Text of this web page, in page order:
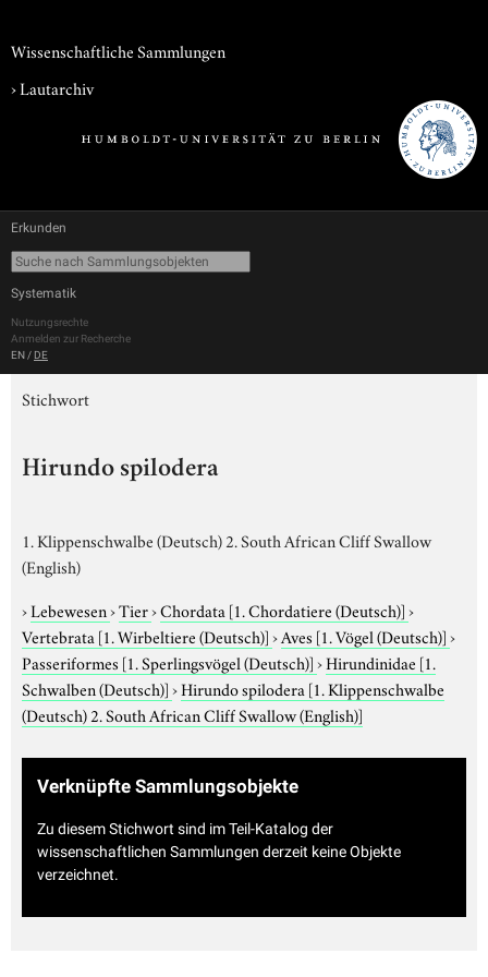
Wissenschaftliche Sammlungen
›Lautarchiv
Erkunden
Systematik
Nutzungsrechte
Anmelden zur Recherche
EN / DE
Stichwort
Hirundo spilodera
1. Klippenschwalbe (Deutsch) 2. South African Cliff Swallow
(English)
›Lebewesen›Tier›Chordata [1. Chordatiere (Deutsch)]›
Vertebrata [1. Wirbeltiere (Deutsch)]›Aves [1. Vögel (Deutsch)]›
Passeriformes [1. Sperlingsvögel (Deutsch)]›Hirundinidae [1.
Schwalben (Deutsch)]›Hirundo spilodera [1. Klippenschwalbe
(Deutsch) 2. South African Cliff Swallow (English)]
Verknüpfte Sammlungsobjekte
Zu diesem Stichwort sind im Teil-Katalog der
wissenschaftlichen Sammlungen derzeit keine Objekte
verzeichnet.